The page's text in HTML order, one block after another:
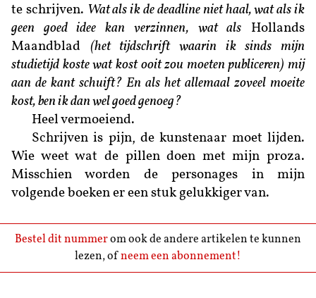
te schrijven. Wat als ik de deadline niet haal, wat als ik
geen goed idee kan verzinnen, wat als
Hollands
Maandblad
(het tijdschrift waarin ik sinds mijn
studietijd koste wat kost ooit zou moeten publiceren) mij
aan de kant schuift? En als het allemaal zoveel moeite
kost, ben ik dan wel goed genoeg?
Heel vermoeiend.
Schrijven is pijn, de kunstenaar moet lijden.
Wie weet wat de pillen doen met mijn proza.
Misschien worden de personages in mijn
volgende boeken er een stuk gelukkiger van.
Bestel dit nummerom ook de andere artikelen te kunnen
lezen, ofneem een abonnement!